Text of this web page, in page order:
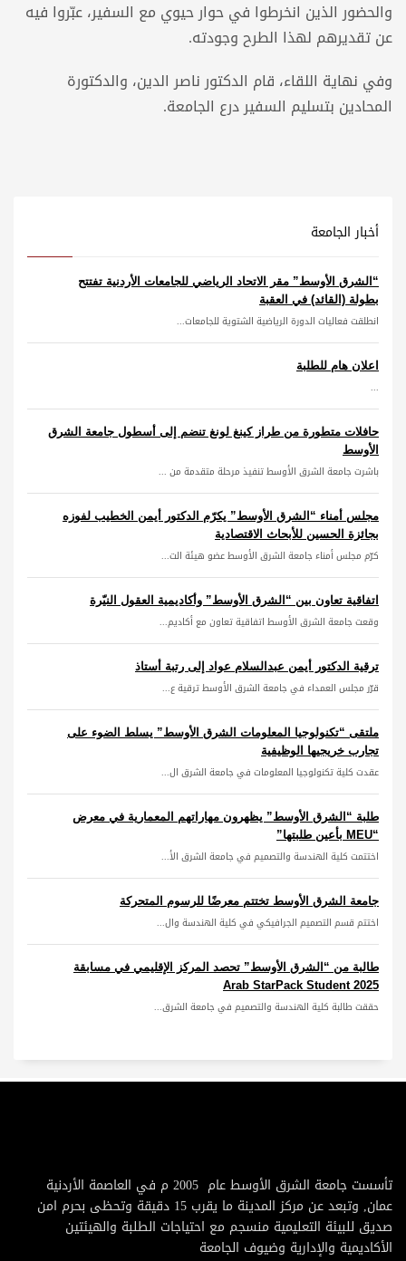
والحضور الذين انخرطوا في حوار حيوي مع السفير، عبّروا فيه
عن تقديرهم لهذا الطرح وجودته.
وفي نهاية اللقاء، قام الدكتور ناصر الدين، والدكتورة
المحادين بتسليم السفير درع الجامعة.
أخبار الجامعة
“الشرق الأوسط” مقر الاتحاد الرياضي للجامعات الأردنية تفتتح
بطولة (القائد) في العقبة
انطلقت فعاليات الدورة الرياضية الشتوية للجامعات...
اعلان هام للطلبة
...
حافلات متطورة من طراز كينغ لونغ تنضم إلى أسطول جامعة الشرق
الأوسط
باشرت جامعة الشرق الأوسط تنفيذ مرحلة متقدمة من ...
مجلس أمناء “الشرق الأوسط” يكرّم الدكتور أيمن الخطيب لفوزه
بجائزة الحسين للأبحاث الاقتصادية
كرّم مجلس أمناء جامعة الشرق الأوسط عضو هيئة الت...
اتفاقية تعاون بين “الشرق الأوسط” وأكاديمية العقول النيّرة
وقعت جامعة الشرق الأوسط اتفاقية تعاون مع أكاديم...
ترقية الدكتور أيمن عبدالسلام عواد إلى رتبة أستاذ
قرّر مجلس العمداء في جامعة الشرق الأوسط ترقية ع...
ملتقى “تكنولوجيا المعلومات الشرق الأوسط” يسلط الضوء على
تجارب خريجيها الوظيفية
عقدت كلية تكنولوجيا المعلومات في جامعة الشرق ال...
طلبة “الشرق الأوسط” يظهرون مهاراتهم المعمارية في معرض
“MEU بأعين طلبتها”
اختتمت كلية الهندسة والتصميم في جامعة الشرق الأ...
جامعة الشرق الأوسط تختتم معرضًا للرسوم المتحركة
اختتم قسم التصميم الجرافيكي في كلية الهندسة وال...
طالبة من “الشرق الأوسط” تحصد المركز الإقليمي في مسابقة
Arab StarPack Student 2025
حققت طالبة كلية الهندسة والتصميم في جامعة الشرق...
تأسست جامعة الشرق الأوسط عام 2005 م في العاصمة الأردنية
عمان, وتبعد عن مركز المدينة ما يقرب 15 دقيقة وتحظى بحرم امن
صديق للبيئة التعليمية منسجم مع احتياجات الطلبة والهيئتين
الأكاديمية والإدارية وضيوف الجامعة